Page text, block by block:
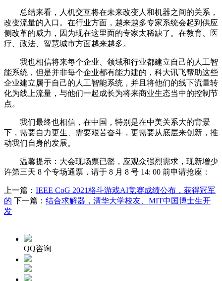
总结来看，人机交互将在未来改变人和机器之间的关系，
改变流量的入口。在行业方面，越来越多专家系统会起到供应
侧改革的威力，因为现在这里面的专家太稀缺了。在教育、医
疗、政法、智慧城市方面越来越多。
我也相信将来每个企业、领域和行业都建立自己的人工智
能系统，但是并非每个企业都有能力建的，科大讯飞帮助这些
企业建立属于自己的人工智能系统，并且将他们的线下流量转
化为线上流量，与他们一起成长为将来商业生态当中的控制节
点。
我们最终也相信，在中国，特别是在中美关系大的背景
下，需要自力更生、需要艰苦奋斗，更需要从底层来创新，推
动我们自身的发展。
温馨提示：大会现场票已罄，应观众强烈需求，现新增少
许第三天 8 个专场通票，请于 8 月 8 号 14: 00 前申请抢座：
上一篇： IEEE CoG 2021格斗游戏AI竞赛成绩公布，获得冠军
的 下一篇： 结合求解器，清华大学校友、MIT中国博士生开
发
QQ咨询